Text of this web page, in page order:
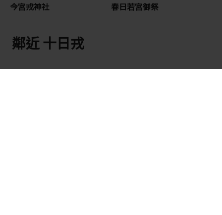
今宮戎神社 春日若宮御祭
鄰近 十日戎